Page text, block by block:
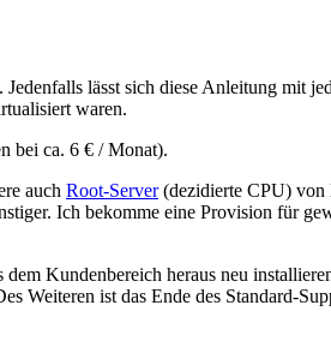
lässt sich diese Anleitung
waren.
bei ca. 6 € / Monat).
auch Root-Server(dezidierte CPU) von
Ich bekomme eine Provision für
Kundenbereich heraus neu
Weiteren ist das Ende des Standard-